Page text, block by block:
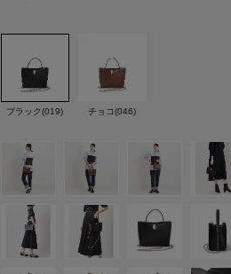
ブラック(019) チョコ(046)